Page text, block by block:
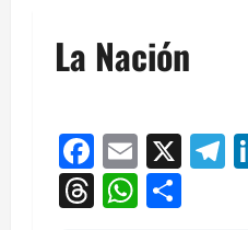
La Nación
Email
X
Threads